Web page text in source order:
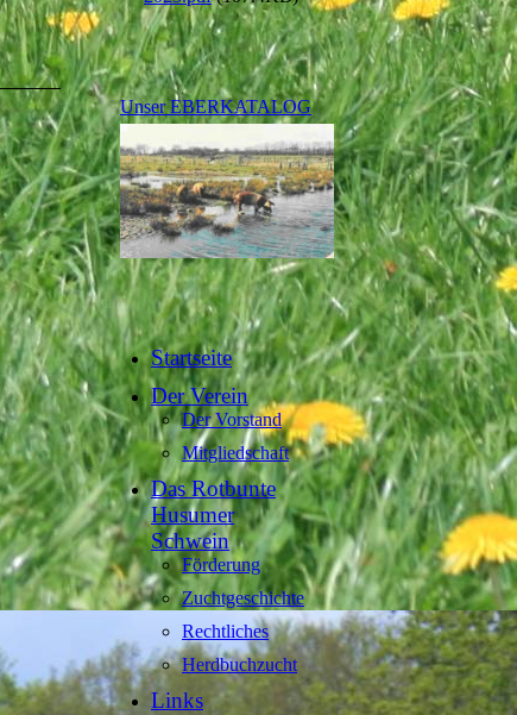
Unser EBERKATALOG
Startseite
Der Verein
Der Vorstand
Mitgliedschaft
Das Rotbunte
Husumer
Schwein
Förderung
Zuchtgeschichte
Rechtliches
Herdbuchzucht
Links